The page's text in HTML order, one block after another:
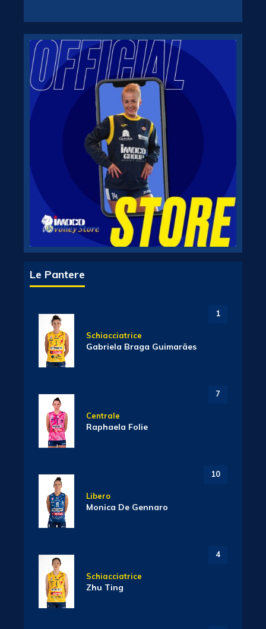
Le Pantere
1
Schiacciatrice
Gabriela Braga Guimarães
7
Centrale
Raphaela Folie
10
Libero
Monica De Gennaro
4
Schiacciatrice
Zhu Ting